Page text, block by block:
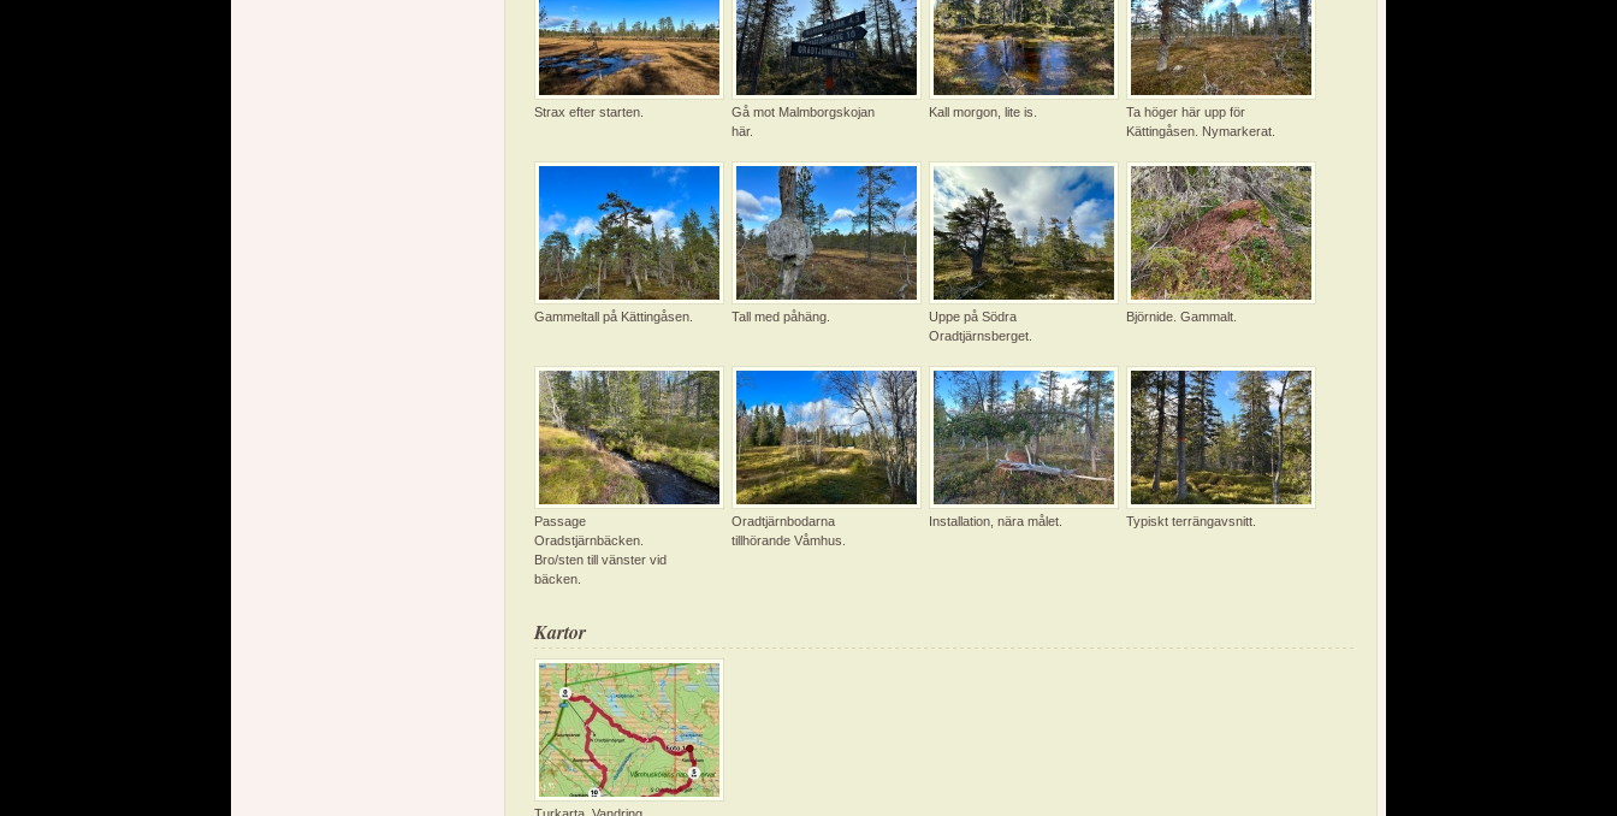
Strax efter starten.
Gå mot Malmborgskojan
här.
Kall morgon, lite is.
Ta höger här upp för
Kättingåsen. Nymarkerat.
Gammeltall på Kättingåsen. Tall med påhäng.
Uppe på Södra
Oradtjärnsberget.
Björnide. Gammalt.
Passage
Oradstjärnbäcken.
Bro/sten till vänster vid
bäcken.
Oradtjärnbodarna
tillhörande Våmhus.
Installation, nära målet. Typiskt terrängavsnitt.
Kartor